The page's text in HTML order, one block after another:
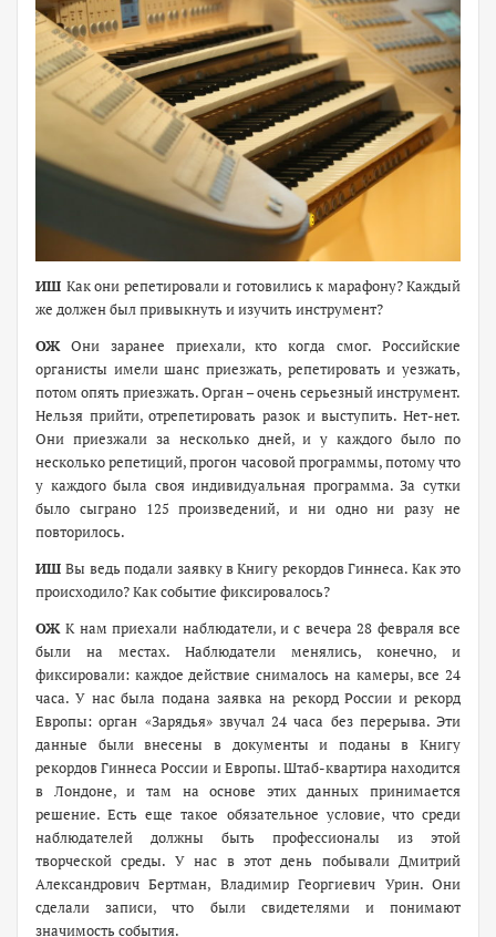
ИШ Как они репетировали и готовились к марафону? Каждый
же должен был привыкнуть и изучить инструмент?
ОЖОни заранее приехали, кто когда смог. Российские
органисты имели шанс приезжать, репетировать и уезжать,
потом опять приезжать. Орган – очень серьезный инструмент.
Нельзя прийти, отрепетировать разок и выступить. Нет-нет.
Они приезжали за несколько дней, и у каждого было по
несколько репетиций, прогон часовой программы, потому что
у каждого была своя индивидуальная программа. За сутки
было сыграно 125 произведений, и ни одно ни разу не
повторилось.
ИШВы ведь подали заявку в Книгу рекордов Гиннеса. Как это
происходило? Как событие фиксировалось?
ОЖК нам приехали наблюдатели, и с вечера 28 февраля все
были на местах. Наблюдатели менялись, конечно, и
фиксировали: каждое действие снималось на камеры, все 24
часа. У нас была подана заявка на рекорд России и рекорд
Европы: орган «Зарядья» звучал 24 часа без перерыва. Эти
данные были внесены в документы и поданы в Книгу
рекордов Гиннеса России и Европы. Штаб-квартира находится
в Лондоне, и там на основе этих данных принимается
решение. Есть еще такое обязательное условие, что среди
наблюдателей должны быть профессионалы из этой
творческой среды. У нас в этот день побывали Дмитрий
Александрович Бертман, Владимир Георгиевич Урин. Они
сделали записи, что были свидетелями и понимают
значимость события.